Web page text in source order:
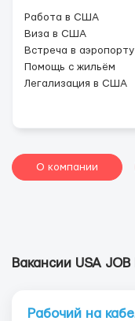
Работа в США
Виза в США
Встреча в аэропорту
Помощь с жильём
Легализация в США
О компании
Вакансии USA JOB
Рабочий на